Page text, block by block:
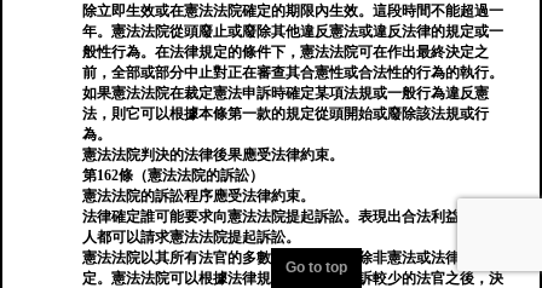
除立即生效或在憲法法院確定的期限內生效。這段時間不能超過一
年。憲法法院從頭廢止或廢除其他違反憲法或違反法律的規定或一
般性行為。在法律規定的條件下，憲法法院可在作出最終決定之
前，全部或部分中止對正在審查其合憲性或合法性的行為的執行。
如果憲法法院在裁定憲法申訴時確定某項法規或一般行為違反憲
法，則它可以根據本條第一款的規定從頭開始或廢除該法規或行
為。
憲法法院判決的法律後果應受法律約束。
第162條（憲法法院的訴訟）
憲法法院的訴訟程序應受法律約束。
法律確定誰可能要求向憲法法院提起訴訟。表現出合法利益的任何
人都可以請求憲法法院提起訴訟。
憲法法院以其所有法官的多數票作出裁決，除非憲法或法律另有規
定。憲法法院可以根據法律規定，在憲法申訴較少的法官之後，決
Go to top